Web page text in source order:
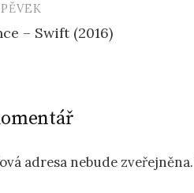
– Swift (2016)
adresa nebude zveřejněna.